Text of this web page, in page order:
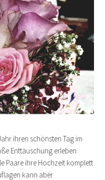
ihren schönsten Tag im
Enttäuschung erleben.
Paare ihre Hochzeit komplett
kann aber